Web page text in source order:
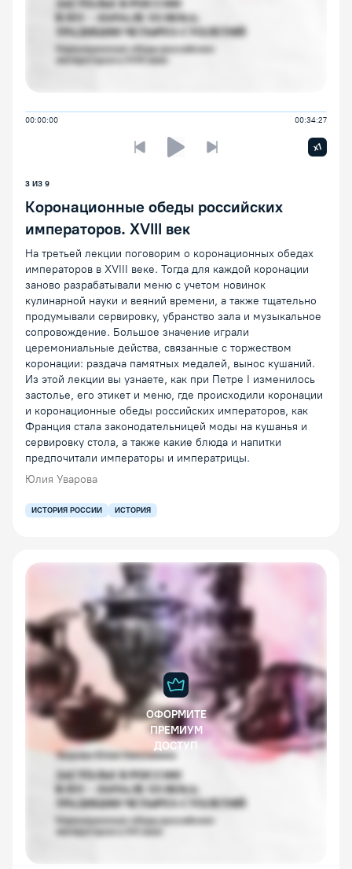
00:00:00 00:34:27
Предыдущая лекцияСледующая лекция
x1
3 ИЗ 9
Коронационные обеды российских
императоров. XVIII век
На третьей лекции поговорим о коронационных обедах
императоров в XVIII веке. Тогда для каждой коронации
заново разрабатывали меню с учетом новинок
кулинарной науки и веяний времени, а также тщательно
продумывали сервировку, убранство зала и музыкальное
сопровождение. Большое значение играли
церемониальные действа, связанные с торжеством
коронации: раздача памятных медалей, вынос кушаний.
Из этой лекции вы узнаете, как при Петре I изменилось
застолье, его этикет и меню, где происходили коронации
и коронационные обеды российских императоров, как
Франция стала законодательницей моды на кушанья и
сервировку стола, а также какие блюда и напитки
предпочитали императоры и императрицы.
Юлия Уварова
ИСТОРИЯ РОССИИ ИСТОРИЯ
ОФОРМИТЕ
ПРЕМИУМ
ДОСТУП